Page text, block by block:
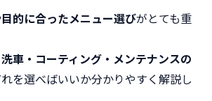
的に合ったメニュー選びがとても重
洗車・コーティング・メンテナンスの
を選べばいいか分かりやすく解説し